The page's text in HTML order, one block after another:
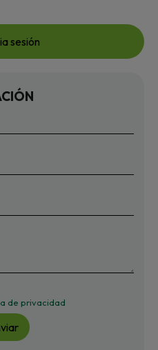
sesión
de privacidad